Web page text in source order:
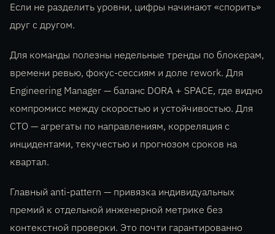
Если не разделить уровни, цифры начинают «спорить»
друг с другом.
Для команды полезны недельные тренды по блокерам,
времени ревью, фокус-сессиям и доле rework. Для
Engineering Manager — баланс DORA + SPACE, где видно
компромисс между скоростью и устойчивостью. Для
CTO — агрегаты по направлениям, корреляция с
инцидентами, текучестью и прогнозом сроков на
квартал.
Главный anti-pattern — привязка индивидуальных
премий к отдельной инженерной метрике без
контекстной проверки. Это почти гарантированно